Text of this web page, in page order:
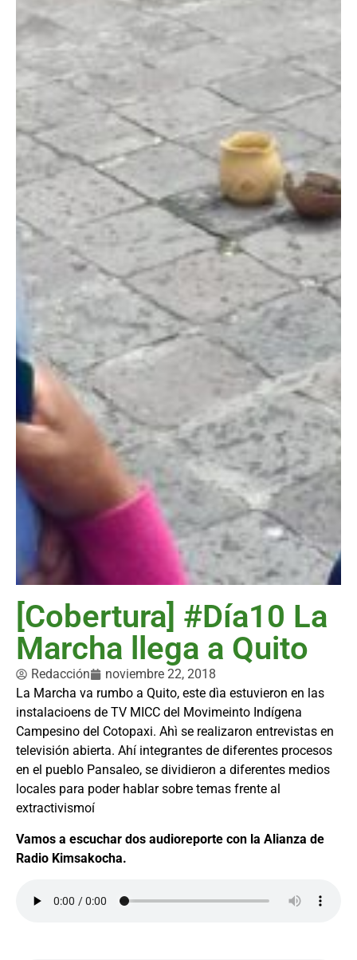
[Cobertura] #Día10 La
Marcha llega a Quito
Redacción
noviembre 22, 2018
La Marcha va rumbo a Quito, este dìa estuvieron en las
instalacioens de TV MICC del Movimeinto Indígena
Campesino del Cotopaxi. Ahì se realizaron entrevistas en
televisión abierta. Ahí integrantes de diferentes procesos
en el pueblo Pansaleo, se dividieron a diferentes medios
locales para poder hablar sobre temas frente al
extractivismoí
Vamos a escuchar dos audioreporte con la Alianza de
Radio Kimsakocha.